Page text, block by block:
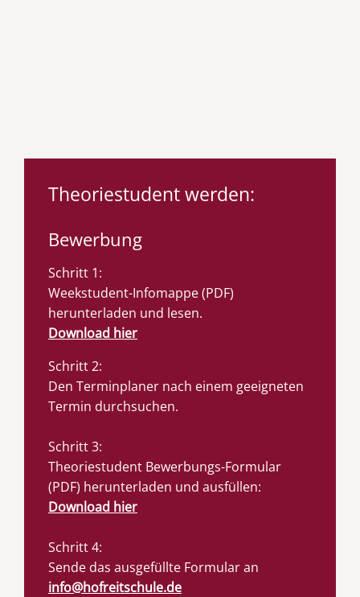
Theoriestudent werden:
Bewerbung
Schritt 1:
Weekstudent-Infomappe (PDF)
herunterladen und lesen.
Download hier
Schritt 2:
Den Terminplaner nach einem geeigneten
Termin durchsuchen.
Schritt 3:
Theoriestudent Bewerbungs-Formular
(PDF) herunterladen und ausfüllen:
Download hier
Schritt 4:
Sende das ausgefüllte Formular an
info@hofreitschule.de